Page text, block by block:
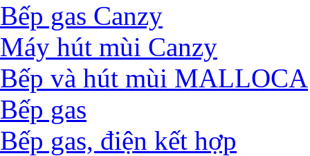
Bếp gas Canzy
Máy hút mùi Canzy
Bếp và hút mùi MALLOCA
Bếp gas
Bếp gas, điện kết hợp